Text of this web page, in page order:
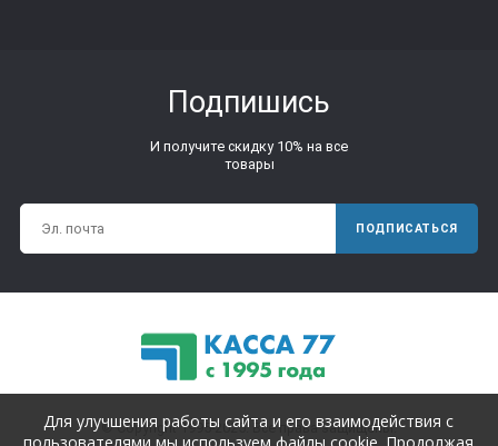
Подпишись
И получите скидку 10% на все
товары
ПОДПИСАТЬСЯ
© Copyright 1995-2025. Все права защищены.
Для улучшения работы сайта и его взаимодействия с